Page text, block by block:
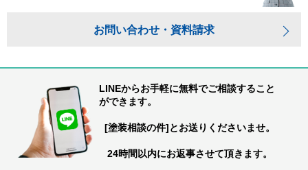
お問い合わせ・資料請求
LINEからお手軽に無料でご相談すること
ができます。
[塗装相談の件]とお送りくださいませ。
24時間以内にお返事させて頂きます。